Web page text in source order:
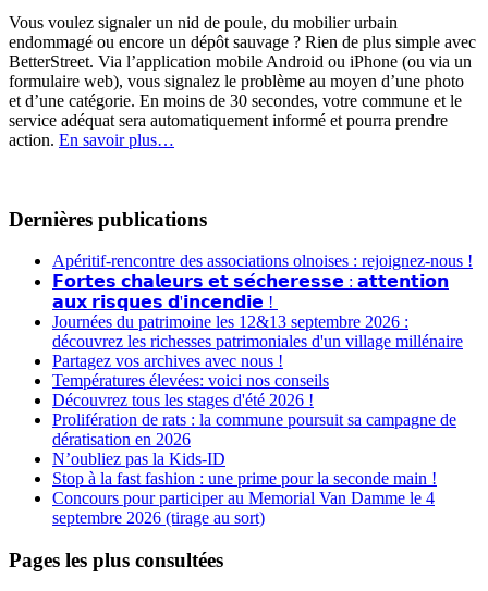
Vous voulez signaler un nid de poule, du mobilier urbain
endommagé ou encore un dépôt sauvage ? Rien de plus simple avec
BetterStreet. Via l’application mobile Android ou iPhone (ou via un
formulaire web), vous signalez le problème au moyen d’une photo
et d’une catégorie. En moins de 30 secondes, votre commune et le
service adéquat sera automatiquement informé et pourra prendre
action. En savoir plus…
Dernières publications
Apéritif-rencontre des associations olnoises : rejoignez-nous !
𝗙𝗼𝗿𝘁𝗲𝘀 𝗰𝗵𝗮𝗹𝗲𝘂𝗿𝘀 𝗲𝘁 𝘀𝗲́𝗰𝗵𝗲𝗿𝗲𝘀𝘀𝗲 : 𝗮𝘁𝘁𝗲𝗻𝘁𝗶𝗼𝗻
𝗮𝘂𝘅 𝗿𝗶𝘀𝗾𝘂𝗲𝘀 𝗱'𝗶𝗻𝗰𝗲𝗻𝗱𝗶𝗲 !
Journées du patrimoine les 12&13 septembre 2026 :
découvrez les richesses patrimoniales d'un village millénaire
Partagez vos archives avec nous !
Températures élevées: voici nos conseils
Découvrez tous les stages d'été 2026 !
Prolifération de rats : la commune poursuit sa campagne de
dératisation en 2026
N’oubliez pas la Kids-ID
Stop à la fast fashion : une prime pour la seconde main !
Concours pour participer au Memorial Van Damme le 4
septembre 2026 (tirage au sort)
Pages les plus consultées